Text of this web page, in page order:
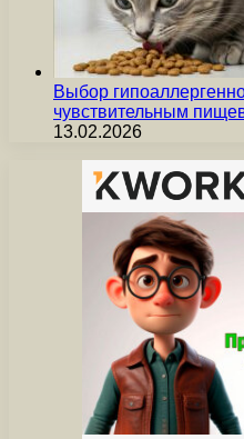
Выбор
чувствительным
13.02.2026